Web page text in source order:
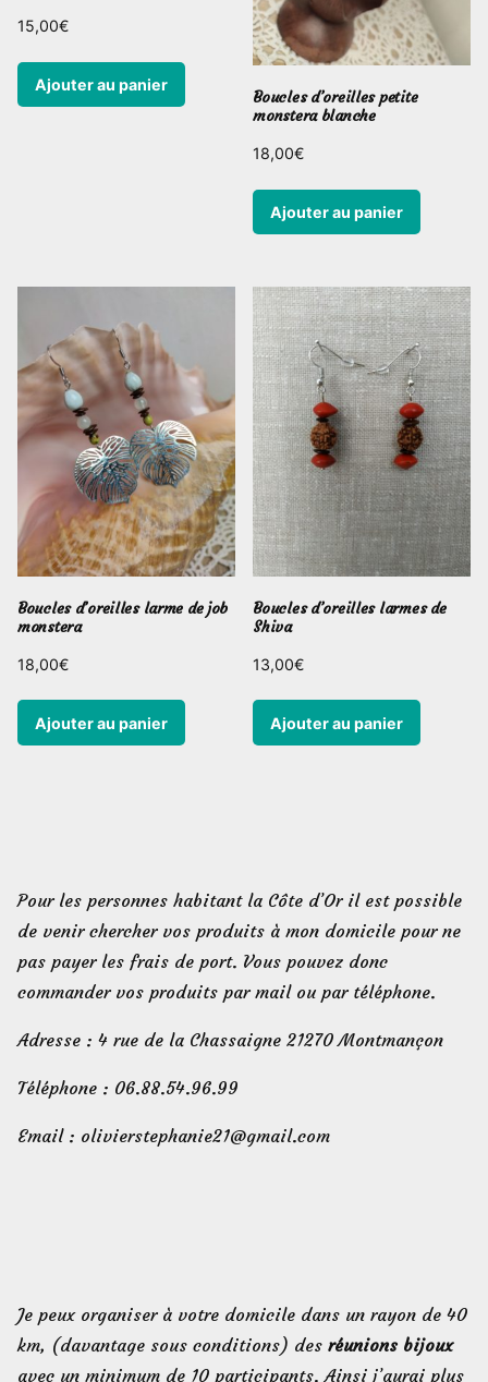
15,00€
Ajouter au panier
Boucles d’oreilles petite
monstera blanche
18,00€
Ajouter au panier
Boucles d’oreilles larme de job
monstera
18,00€
Ajouter au panier
Boucles d’oreilles larmes de
Shiva
13,00€
Ajouter au panier
Pour les personnes habitant la Côte d’Or il est possible
de venir chercher vos produits à mon domicile pour ne
pas payer les frais de port. Vous pouvez donc
commander vos produits par mail ou par téléphone.
Adresse : 4 rue de la Chassaigne 21270 Montmançon
Téléphone : 06.88.54.96.99
Email : olivierstephanie21@gmail.com
Je peux organiser à votre domicile dans un rayon de 40
km, (davantage sous conditions) des réunions bijoux
avec un minimum de 10 participants. Ainsi j’aurai plus